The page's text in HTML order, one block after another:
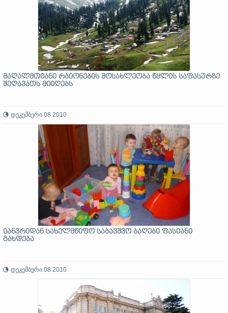
მაღალმთიანი რაიონების მოსახლეობა წყლის საფასურზე
შეღავათს მიიღებს
დეკემბერი 08 2010
იანვრიდან სახელმწიფო საბავშვო ბაღები ფასიანი
გახდება
დეკემბერი 08 2010